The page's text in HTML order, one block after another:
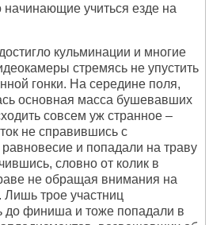
учиться езде на
кульминации и многие
стремясь не упустить
гонки. На середине поля,
основная масса бушевавших
совсем уж странное –
не справившись с
и попадали на траву
словно от колик в
не обращая внимания на
Лишь трое участниц
до финиша и тоже попадали в